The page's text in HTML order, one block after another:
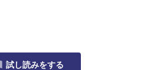
試し読みをする